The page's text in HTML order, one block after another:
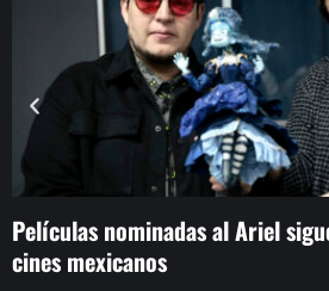
Películas nominadas al Ariel
cines mexicanos